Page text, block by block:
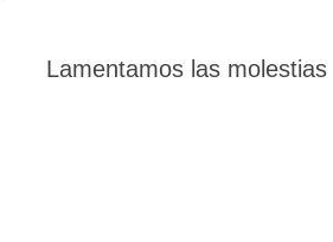
Lamentamos las molestias